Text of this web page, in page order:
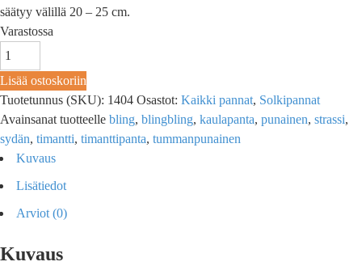
säätyy välillä 20 – 25 cm.
Varastossa
Lisää ostoskoriin
Tuotetunnus (SKU): 1404 Osastot: Kaikki pannat, Solkipannat
Avainsanat tuotteelle bling, blingbling, kaulapanta, punainen, strassi,
sydän, timantti, timanttipanta, tummanpunainen
Kuvaus
Lisätiedot
Arviot (0)
Kuvaus